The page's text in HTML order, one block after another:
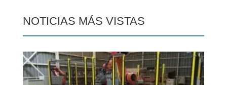
NOTICIAS MÁS VISTAS